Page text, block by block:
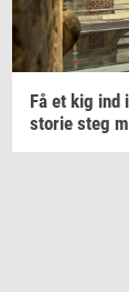
Få et kig ind i
sto­rie steg